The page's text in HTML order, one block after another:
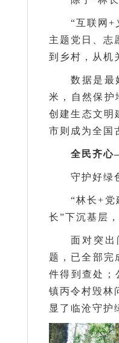
“互联网+
主题党日、志
到乡村，从机
数据是最
米，自然保护
创建生态文明
市则成为全国
全民齐
守护好绿
“林长+党
长”下沉基层
面对突出
题，已全部完
件得到查处；
镇丙令村毁林
显了临沧守护